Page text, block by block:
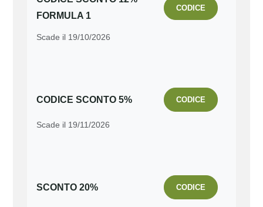
FORMULA 1
CODICE
Scade il 19/10/2026
CODICE SCONTO 5% CODICE
Scade il 19/11/2026
SCONTO 20% CODICE